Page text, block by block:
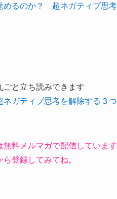
めるのか？ 超ネガティブ思
と立ち読みできます
ガティブ思考を解除する３つ
料メルマガで配信しています
登録してみてね。